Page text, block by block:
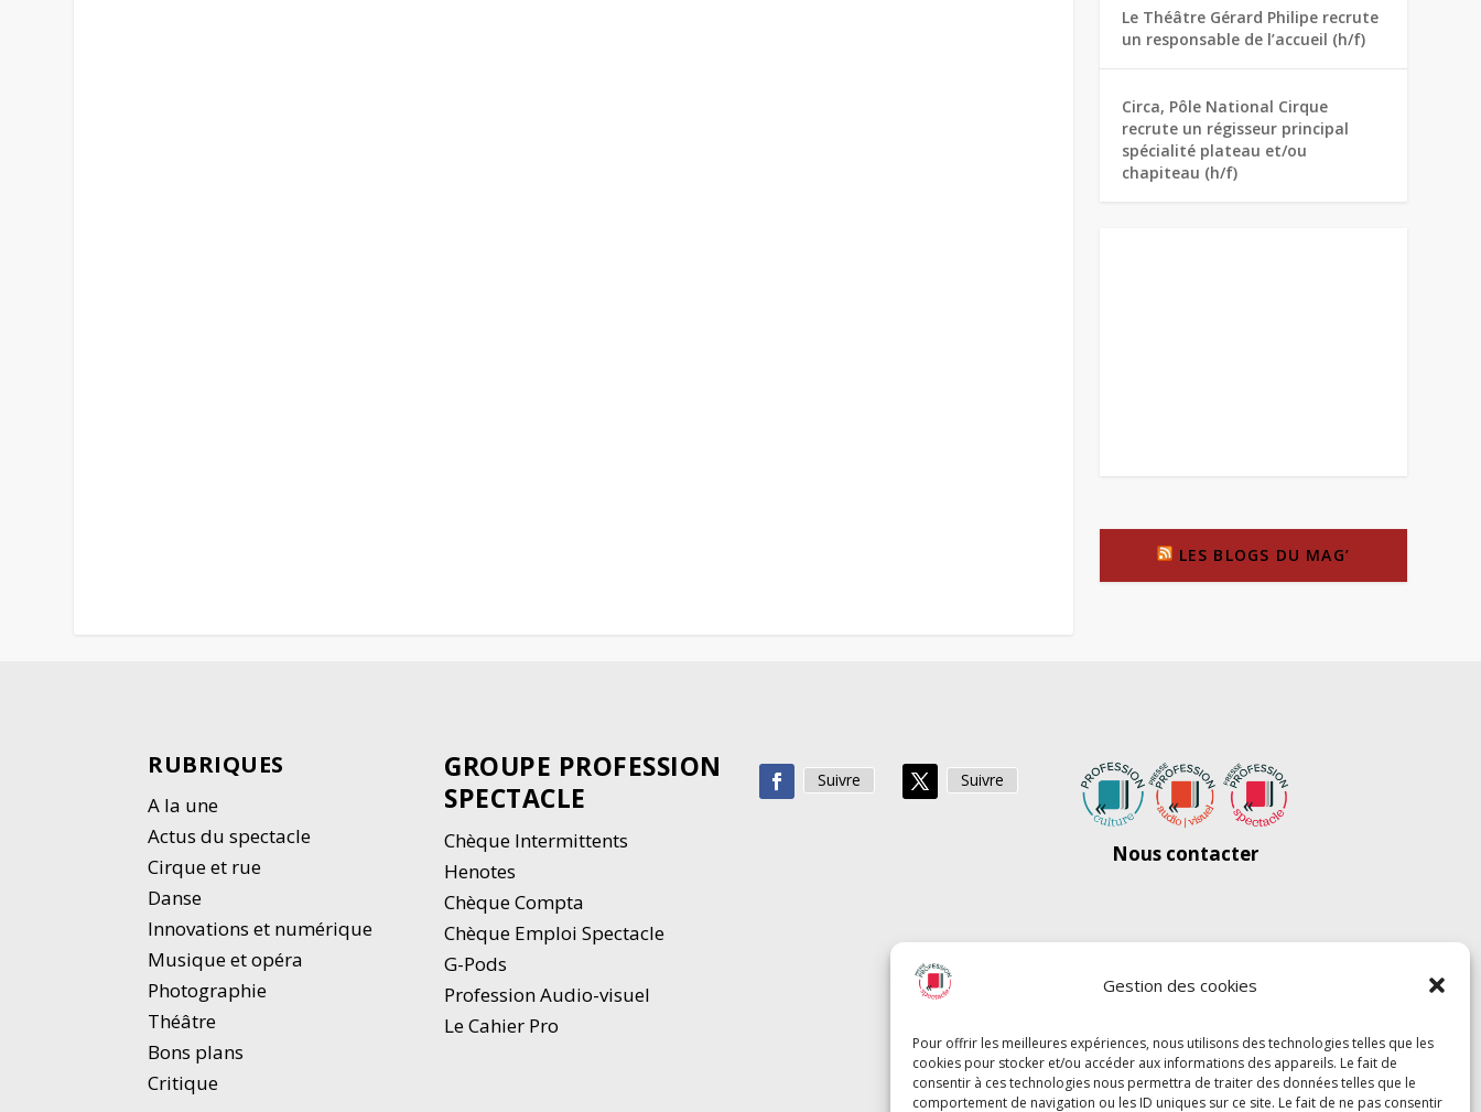
Gestion des cookies
Pour offrir les meilleures expériences, nous utilisons des technologies telles que les
cookies pour stocker et/ou accéder aux informations des appareils. Le fait de
consentir à ces technologies nous permettra de traiter des données telles que le
comportement de navigation ou les ID uniques sur ce site. Le fait de ne pas consentir
Le Théâtre Gérard Philipe recrute
un responsable de l’accueil (h/f)
Circa, Pôle National Cirque
recrute un régisseur principal
spécialité plateau et/ou
chapiteau (h/f)
LES BLOGS DU MAG’
RUBRIQUES
A la une
Actus du spectacle
Cirque et rue
Danse
Innovations et numérique
Musique et opéra
Photographie
Théâtre
Bons plans
Critique
GROUPE PROFESSION
SPECTACLE
Chèque Intermittents
Henotes
Chèque Compta
Chèque Emploi Spectacle
G-Pods
Profession Audio-visuel
Le Cahier Pro
Suivre Suivre
Nous contacter